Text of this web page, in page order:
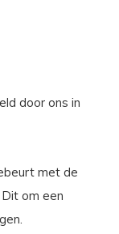
door ons in
met de
om een